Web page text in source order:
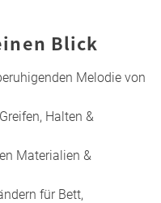
Blick
Melodie von
Halten &
Materialien &
für Bett,